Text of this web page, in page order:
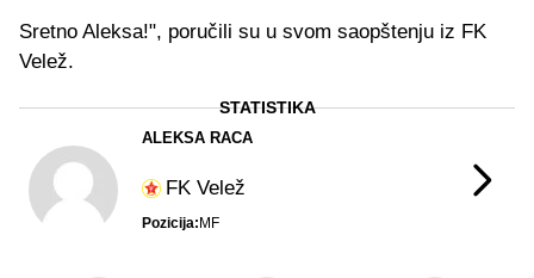
Sretno Aleksa!", poručili su u svom saopštenju iz FK
Velež.
ALEKSA RACA
FK Velež
Pozicija: MF
STATISTIKA